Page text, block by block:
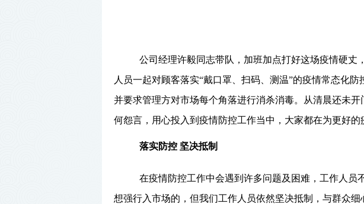
公司经理许毅同志带队，加班加点打好这场疫情硬
人员一起对顾客落实“戴口罩、扫码、测温”的疫情常态化
并要求管理方对市场每个角落进行消杀消毒。从清晨还未
何怨言，用心投入到疫情防控工作当中，大家都在为更好的
落实防控 坚决抵制
在疫情防控工作中会遇到许多问题及困难，工作人
想强行入市场的，但我们工作人员依然坚决抵制，与群众